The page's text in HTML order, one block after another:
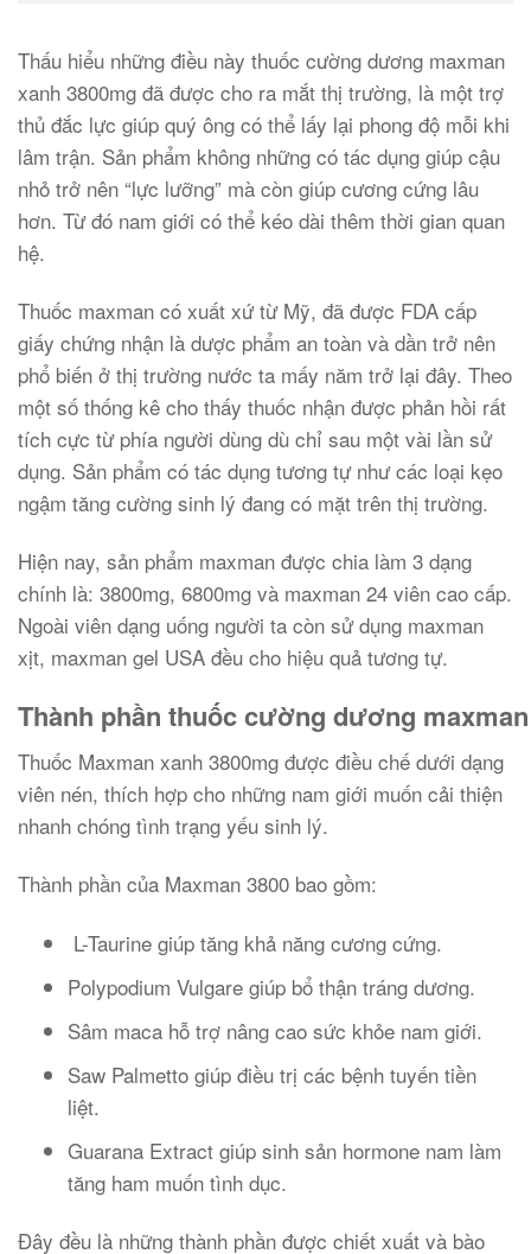
Thấu hiểu những điều này thuốc cường dương maxman
xanh 3800mg đã được cho ra mắt thị trường, là một trợ
thủ đắc lực giúp quý ông có thể lấy lại phong độ mỗi khi
lâm trận. Sản phẩm không những có tác dụng giúp cậu
nhỏ trở nên “lực lưỡng” mà còn giúp cương cứng lâu
hơn. Từ đó nam giới có thể kéo dài thêm thời gian quan
hệ.
Thuốc maxman có xuất xứ từ Mỹ, đã được FDA cấp
giấy chứng nhận là dược phẩm an toàn và dần trở nên
phổ biến ở thị trường nước ta mấy năm trở lại đây. Theo
một số thống kê cho thấy thuốc nhận được phản hồi rất
tích cực từ phía người dùng dù chỉ sau một vài lần sử
dụng. Sản phẩm có tác dụng tương tự như các loại kẹo
ngậm tăng cường sinh lý đang có mặt trên thị trường.
Hiện nay, sản phẩm maxman được chia làm 3 dạng
chính là: 3800mg, 6800mg và maxman 24 viên cao cấp.
Ngoài viên dạng uống người ta còn sử dụng maxman
xịt, maxman gel USA đều cho hiệu quả tương tự.
Thành phần thuốc cường dương
Thuốc Maxman xanh 3800mg được điều chế dưới dạng
viên nén, thích hợp cho những nam giới muốn cải thiện
nhanh chóng tình trạng yếu sinh lý.
Thành phần của Maxman 3800 bao gồm:
L-Taurine giúp tăng khả năng cương cứng.
Polypodium Vulgare giúp bổ thận tráng dương.
Sâm maca hỗ trợ nâng cao sức khỏe nam giới.
Saw Palmetto giúp điều trị các bệnh tuyến tiền
liệt.
Guarana Extract giúp sinh sản hormone nam làm
tăng ham muốn tình dục.
Đây đều là những thành phần được chiết xuất và bào